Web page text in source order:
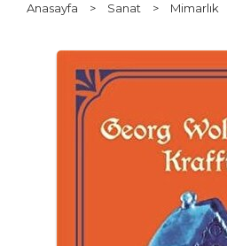
Anasayfa > Sanat > Mimarlık